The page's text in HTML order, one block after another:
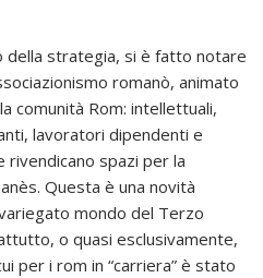
della strategia, si è fatto notare
romanò, animato
comunità Rom: intellettuali,
lavoratori dipendenti e
rivendicano spazi per la
Questa è una novità
mondo del Terzo
o quasi esclusivamente,
per i rom in “carriera” è stato